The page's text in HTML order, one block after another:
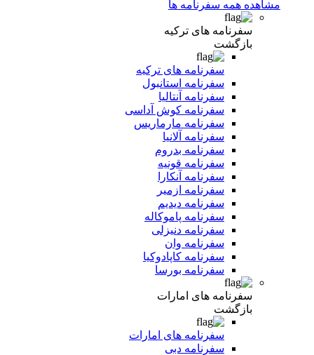
مشاهده همه سفرنامه ها
سفرنامه های ترکیه
بازگشت
سفرنامه های ترکیه
سفرنامه استانبول
سفرنامه آنتالیا
سفرنامه کوش آداسی
سفرنامه مارماریس
سفرنامه آلانیا
سفرنامه بدروم
سفرنامه قونیه
سفرنامه آنکارا
سفرنامه ازمیر
سفرنامه دیدیم
سفرنامه پاموکاله
سفرنامه دنیزلی
سفرنامه وان
سفرنامه کاپادوکیا
سفرنامه بورسا
سفرنامه های امارات
بازگشت
سفرنامه های امارات
سفرنامه دبی